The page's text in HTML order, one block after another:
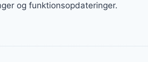
og funktionsopdateringer.